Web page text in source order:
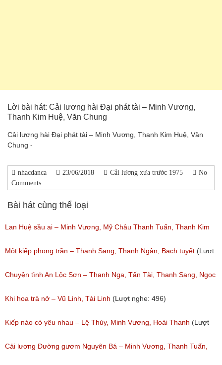
Lời bài hát: Cải lương hài Đại phát tài – Minh Vương,
Thanh Kim Huệ, Văn Chung
Cải lương hài Đại phát tài – Minh Vương, Thanh Kim Huệ, Văn
Chung -
nhacdanca 23/06/2018 Cải lương xưa trước 1975
No
Comments
Bài hát cùng thể loại
Lan Huệ sầu ai – Minh Vương, Mỹ Châu Thanh Tuấn, Thanh Kim
Huệ
(Lượt nghe: 2,625)
Một kiếp phong trần – Thanh Sang, Thanh Ngân, Bạch tuyết (Lượt
nghe: 924)
Chuyện tình An Lộc Sơn – Thanh Nga, Tấn Tài, Thanh Sang, Ngọc
Giàu
(Lượt nghe: 1,251)
Khi hoa trà nở – Vũ Linh, Tài Linh (Lượt nghe: 496)
Kiếp nào có yêu nhau – Lệ Thủy, Minh Vương, Hoài Thanh (Lượt
nghe: 1,059)
Cải lương Đường gươm Nguyên Bá – Minh Vương, Thanh Tuấn,